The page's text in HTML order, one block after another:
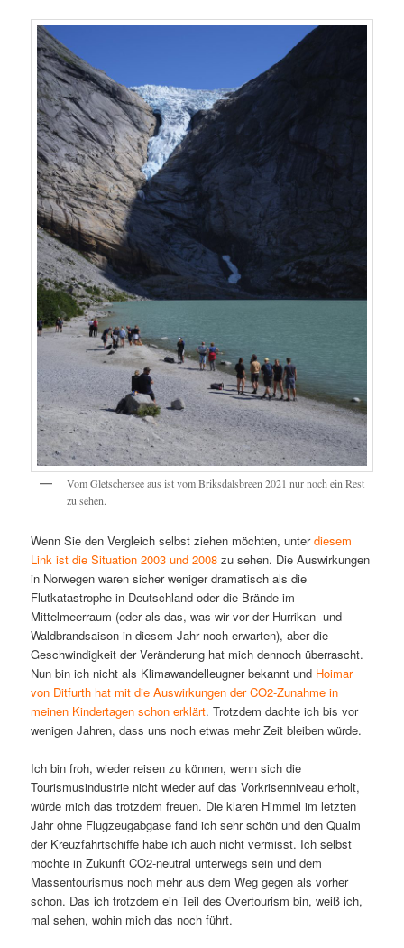
Vom Gletschersee aus ist vom Briksdalsbreen 2021 nur noch ein Rest
zu sehen.
Wenn Sie den Vergleich selbst ziehen möchten, unterdiesem
Link ist die Situation 2003 und 2008 zu sehen. Die Auswirkungen
in Norwegen waren sicher weniger dramatisch als die
Flutkatastrophe in Deutschland oder die Brände im
Mittelmeerraum (oder als das, was wir vor der Hurrikan- und
Waldbrandsaison in diesem Jahr noch erwarten), aber die
Geschwindigkeit der Veränderung hat mich dennoch überrascht.
Nun bin ich nicht als Klimawandelleugner bekannt und Hoimar
von Ditfurth hat mit die Auswirkungen der CO2-Zunahme in
meinen Kindertagen schon erklärt. Trotzdem dachte ich bis vor
wenigen Jahren, dass uns noch etwas mehr Zeit bleiben würde.
Ich bin froh, wieder reisen zu können, wenn sich die
Tourismusindustrie nicht wieder auf das Vorkrisenniveau erholt,
würde mich das trotzdem freuen. Die klaren Himmel im letzten
Jahr ohne Flugzeugabgase fand ich sehr schön und den Qualm
der Kreuzfahrtschiffe habe ich auch nicht vermisst. Ich selbst
möchte in Zukunft CO2-neutral unterwegs sein und dem
Massentourismus noch mehr aus dem Weg gegen als vorher
schon. Das ich trotzdem ein Teil des Overtourism bin, weiß ich,
mal sehen, wohin mich das noch führt.